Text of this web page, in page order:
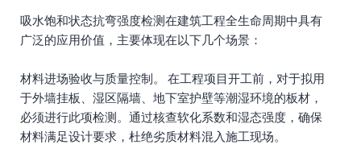
吸水饱和状态抗弯强度检测在建筑工程全生命周期中具有
广泛的应用价值，主要体现在以下几个场景：
材料进场验收与质量控制。 在工程项目开工前，对于拟用
于外墙挂板、湿区隔墙、地下室护壁等潮湿环境的板材，
必须进行此项检测。通过核查软化系数和湿态强度，确保
材料满足设计要求，杜绝劣质材料混入施工现场。